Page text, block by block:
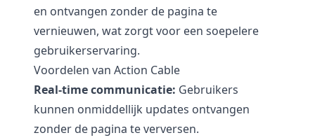
en ontvangen zonder de pagina te
vernieuwen, wat zorgt voor een soepelere
gebruikerservaring.
Voordelen van Action Cable
Real-time communicatie: Gebruikers
kunnen onmiddellijk updates ontvangen
zonder de pagina te verversen.